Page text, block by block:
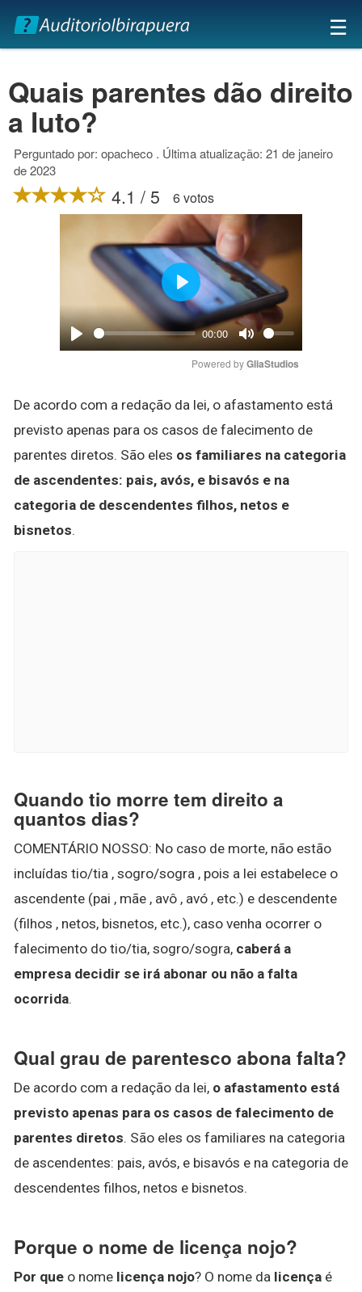
×
☰
Quais parentes dão direito
a luto?
Perguntado por: opacheco . Última atualização: 21 de janeiro
de 2023
4.1 / 5 6 votos
Play
00:00
Mute
Play
Powered by GliaStudios
De acordo com a redação da lei, o afastamento está
previsto apenas para os casos de falecimento de
parentes diretos. São eles os familiares na categoria
de ascendentes: pais, avós, e bisavós e na
categoria de descendentes filhos, netos e
bisnetos.
Quando tio morre tem direito a
quantos dias?
COMENTÁRIO NOSSO: No caso de morte, não estão
incluídas tio/tia , sogro/sogra , pois a lei estabelece o
ascendente (pai , mãe , avô , avó , etc.) e descendente
(filhos , netos, bisnetos, etc.), caso venha ocorrer o
falecimento do tio/tia, sogro/sogra, caberá a
empresa decidir se irá abonar ou não a falta
ocorrida.
Qual grau de parentesco abona falta?
De acordo com a redação da lei, o afastamento está
previsto apenas para os casos de falecimento de
parentes diretos. São eles os familiares na categoria
de ascendentes: pais, avós, e bisavós e na categoria de
descendentes filhos, netos e bisnetos.
Porque o nome de licença nojo?
Por que o nome licença nojo? O nome da licença é